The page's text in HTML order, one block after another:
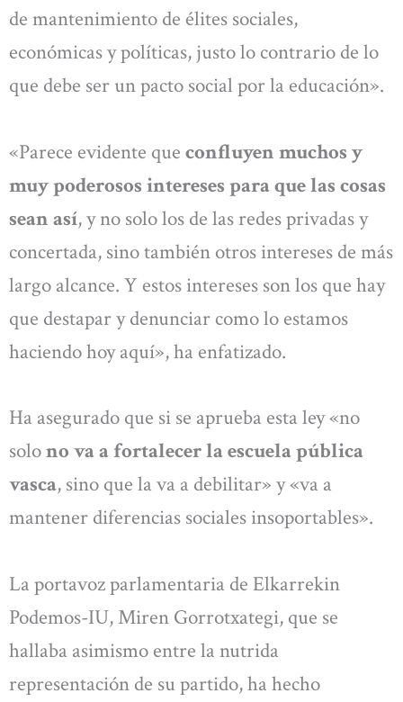
de mantenimiento de élites sociales,
económicas y políticas, justo lo contrario de lo
que debe ser un pacto social por la educación».
«Parece evidente que confluyen muchos y
muy poderosos intereses para que las cosas
sean así, y no solo los de las redes privadas y
concertada, sino también otros intereses de más
largo alcance. Y estos intereses son los que hay
que destapar y denunciar como lo estamos
haciendo hoy aquí», ha enfatizado.
Ha asegurado que si se aprueba esta ley «no
solono va a fortalecer la escuela pública
vasca, sino que la va a debilitar» y «va a
mantener diferencias sociales insoportables».
La portavoz parlamentaria de Elkarrekin
Podemos-IU, Miren Gorrotxategi, que se
hallaba asimismo entre la nutrida
representación de su partido, ha hecho